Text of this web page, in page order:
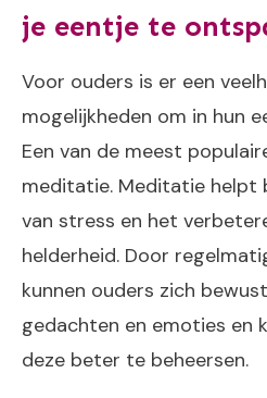
je eentje te
Voor ouders is er een
mogelijkheden om in hun
Een van de meest
meditatie. Meditatie helpt
van stress en het
helderheid. Door
kunnen ouders zich
gedachten en emoties en
deze beter te beheersen.